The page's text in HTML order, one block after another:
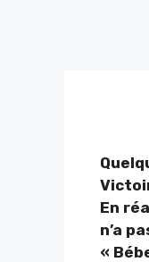
En
n’a
«